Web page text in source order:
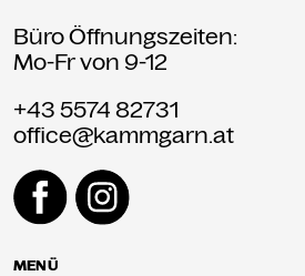
Büro Öffnungszeiten:
Mo-Fr von 9-12
+43 5574 82731
office@kammgarn.at
MENÜ